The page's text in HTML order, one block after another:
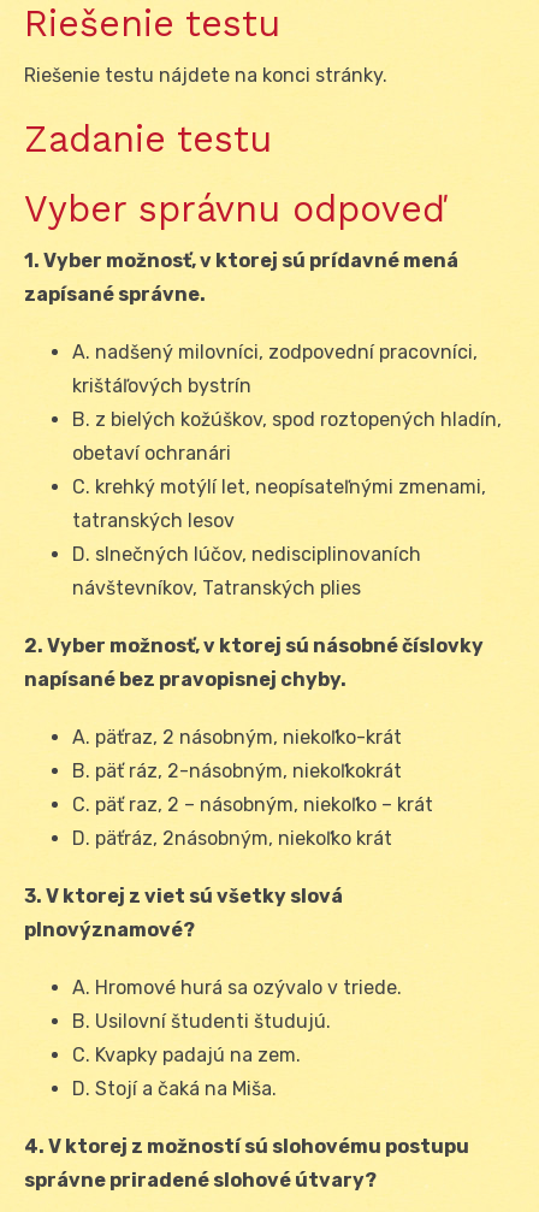
Riešenie testu
Riešenie testu nájdete na konci stránky.
Zadanie testu
Vyber správnu odpoveď
1. Vyber možnosť, v ktorej sú prídavné mená
zapísané správne.
A. nadšený milovníci, zodpovední pracovníci,
krištáľových bystrín
B. z bielých kožúškov, spod roztopených hladín,
obetaví ochranári
C. krehký motýlí let, neopísateľnými zmenami,
tatranských lesov
D. slnečných lúčov, nedisciplinovaních
návštevníkov, Tatranských plies
2. Vyber možnosť, v ktorej sú násobné číslovky
napísané bez pravopisnej chyby.
A. päťraz, 2 násobným, niekoľko-krát
B. päť ráz, 2-násobným, niekoľkokrát
C. päť raz, 2 – násobným, niekoľko – krát
D. päťráz, 2násobným, niekoľko krát
3. V ktorej z viet sú všetky slová
plnovýznamové?
A. Hromové hurá sa ozývalo v triede.
B. Usilovní študenti študujú.
C. Kvapky padajú na zem.
D. Stojí a čaká na Miša.
4. V ktorej z možností sú slohovému postupu
správne priradené slohové útvary?